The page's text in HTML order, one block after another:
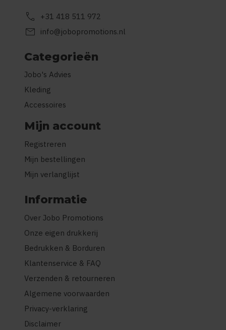
call +31 418 511 972
mail info@jobopromotions.nl
Categorieën
Jobo's Advies
Kleding
Accessoires
Mijn account
Registreren
Mijn bestellingen
Mijn verlanglijst
Informatie
Over Jobo Promotions
Onze eigen drukkerij
Bedrukken & Borduren
Klantenservice & FAQ
Verzenden & retourneren
Algemene voorwaarden
Privacy-verklaring
Disclaimer